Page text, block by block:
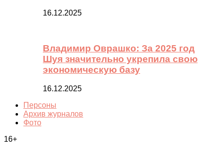
16.12.2025
Владимир Оврашко: За 2025 год
Шуя значительно укрепила свою
экономическую базу
16.12.2025
Персоны
Архив журналов
Фото
16+